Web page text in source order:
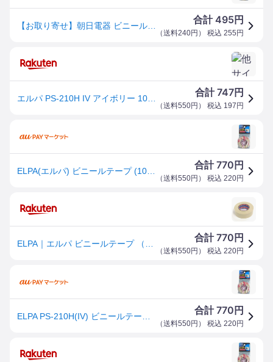
合計495円
（送料240円 ） 税込 255 円
合計747円
（送料550円 ） 税込 197 円
合計770 円
（送料550円 ） 税込 220円
合計770 円
（送料550円 ） 税込 220円
合計770 円
（送料550円 ） 税込 220円